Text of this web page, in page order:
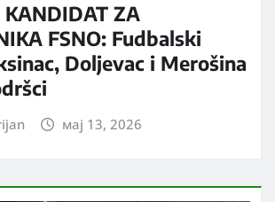
KANDIDAT ZA
FSNO: Fudbalski
Doljevac i Merošina
мај 13, 2026